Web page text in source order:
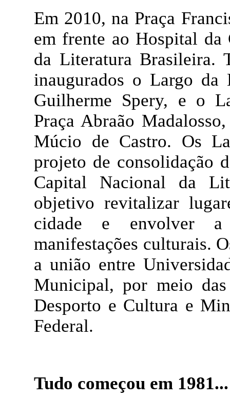
Em 2010, na Praça
em frente ao Hospital
da Literatura Brasileira.
inaugurados o Largo da
Guilherme Spery, e o
Praça Abraão
Múcio de Castro. Os
projeto de consolidação
Capital Nacional da
objetivo revitalizar
cidade e envolver a
manifestações culturais.
a união entre
Municipal, por meio
Desporto e Cultura e
Federal.
Tudo começou em 1981...